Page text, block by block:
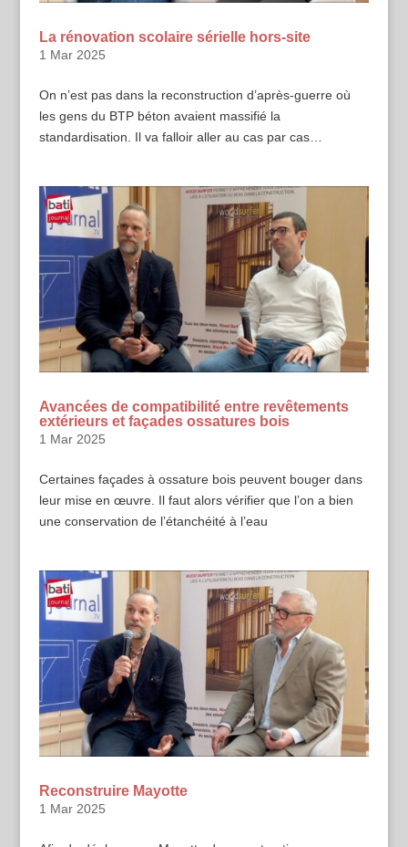
La rénovation scolaire sérielle hors-site
1 Mar 2025
On n’est pas dans la reconstruction d’après-guerre où
les gens du BTP béton avaient massifié la
standardisation. Il va falloir aller au cas par cas…
Avancées de compatibilité entre revêtements
extérieurs et façades ossatures bois
1 Mar 2025
Certaines façades à ossature bois peuvent bouger dans
leur mise en œuvre. Il faut alors vérifier que l’on a bien
une conservation de l’étanchéité à l’eau
Reconstruire Mayotte
1 Mar 2025